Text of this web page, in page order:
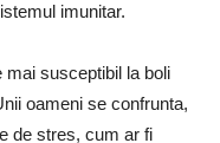
imunitar.
mai susceptibil la boli
oameni se confrunta,
de stres, cum ar fi